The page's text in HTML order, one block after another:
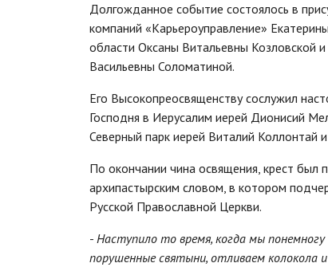
Долгожданное событие состоялось в
компаний «Карьероуправление»
области Оксаны Витальевны Козловской
Васильевны Соломатиной.
Его Высокопреосвященству сослужил
Господня в Иерусалим иерей Дионисий
Северный парк иерей Виталий
По окончании чина освящения, крест был
архипастырским словом, в котором
Русской Православной Церкви.
- Наступило то время, когда мы
порушенные святыни, отливаем